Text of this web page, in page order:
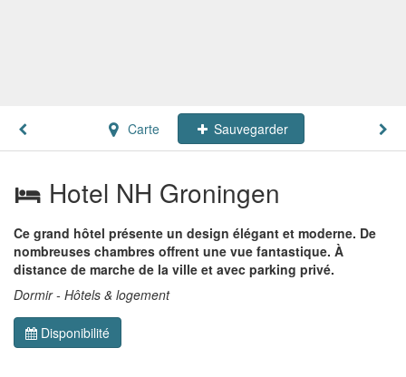
Carte Sauvegarder
Hotel NH Groningen
Ce grand hôtel présente un design élégant et moderne. De
nombreuses chambres offrent une vue fantastique. À
distance de marche de la ville et avec parking privé.
Dormir - Hôtels & logement
Disponibilité